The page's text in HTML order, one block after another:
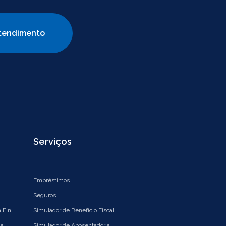
Fin.
Serviços
Empréstimos
Seguros
Simulador de Benefício Fiscal